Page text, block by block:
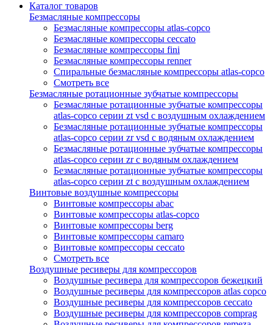
Каталог товаров
Безмасляные компрессоры
Безмасляные компрессоры atlas-copco
Безмасляные компрессоры ceccato
Безмасляные компрессоры fini
Безмасляные компрессоры renner
Спиральные безмасляные компрессоры atlas-copco
Смотреть все
Безмасляные ротационные зубчатые компрессоры
Безмасляные ротационные зубчатые компрессоры
atlas-copco серии zt vsd с воздушным охлаждением
Безмасляные ротационные зубчатые компрессоры
atlas-copco серии zr vsd с водяным охлаждением
Безмасляные ротационные зубчатые компрессоры
atlas-copco серии zr с водяным охлаждением
Безмасляные ротационные зубчатые компрессоры
atlas-copco серии zt с воздушным охлаждением
Винтовые воздушные компрессоры
Винтовые компрессоры abac
Винтовые компрессоры atlas-copco
Винтовые компрессоры berg
Винтовые компрессоры camaro
Винтовые компрессоры ceccato
Смотреть все
Воздушные ресиверы для компрессоров
Воздушные ресивера для компрессоров бежецкий
Воздушные ресиверы для компрессоров atlas copco
Воздушные ресиверы для компрессоров ceccato
Воздушные ресиверы для компрессоров comprag